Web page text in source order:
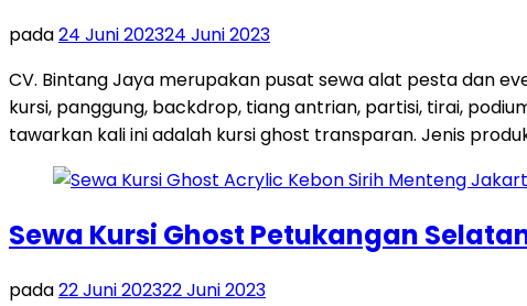
pada24 Juni 202324 Juni 2023
CV. Bintang Jaya merupakan pusat sewa alat pesta dan
kursi, panggung, backdrop, tiang antrian, partisi, tirai,
tawarkan kali ini adalah kursi ghost transparan. Jenis
Sewa Kursi Ghost Petukangan
pada22 Juni 202322 Juni 2023